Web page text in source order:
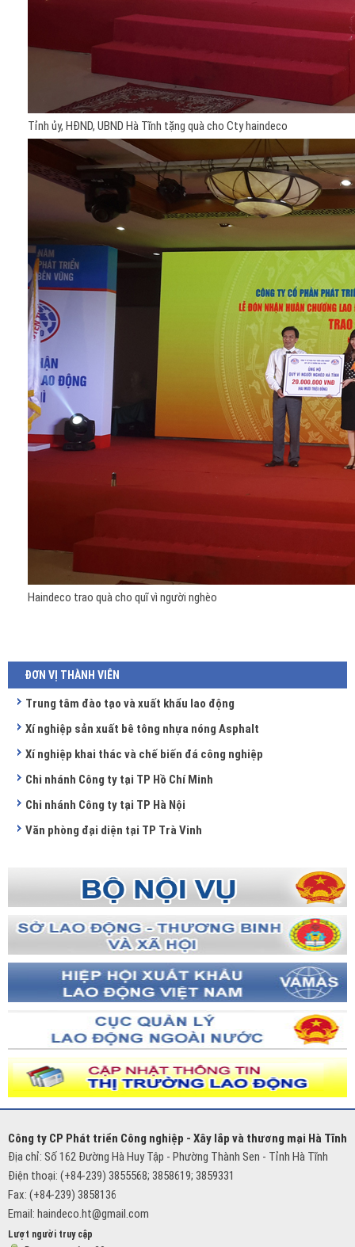
Tỉnh ủy, HĐND, UBND Hà Tĩnh tặng quà cho Cty haindeco
Haindeco trao quà cho quĩ vì người nghèo
ĐƠN VỊ THÀNH VIÊN
Trung tâm đào tạo và xuất khẩu lao động
Xí nghiệp sản xuất bê tông nhựa nóng Asphalt
Xí nghiệp khai thác và chế biến đá công nghiệp
Chi nhánh Công ty tại TP Hồ Chí Minh
Chi nhánh Công ty tại TP Hà Nội
Văn phòng đại diện tại TP Trà Vinh
Công ty CP Phát triển Công nghiệp - Xây lắp và thương mại Hà Tĩnh
Địa chỉ: Số 162 Đường Hà Huy Tập - Phường Thành Sen - Tỉnh Hà Tĩnh
Điện thoại: (+84-239) 3855568; 3858619; 3859331
Fax: (+84-239) 3858136
Email: haindeco.ht@gmail.com
Lượt người truy cập